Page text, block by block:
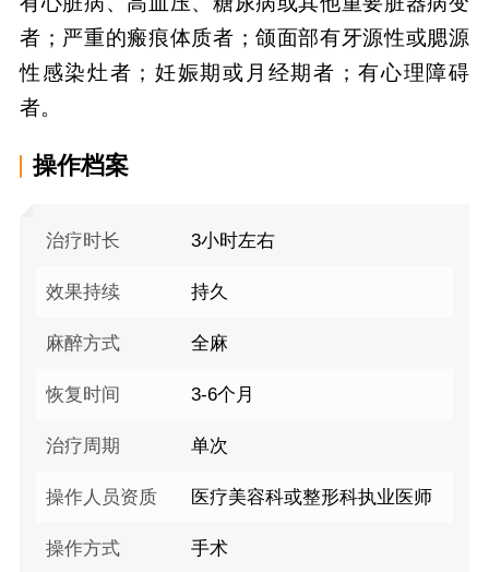
者；严重的瘢痕体质者；颌面部有牙源性或腮源
性感染灶者；妊娠期或月经期者；有心理障碍
者。
操作档案
治疗时长 3小时左右
效果持续 持久
麻醉方式 全麻
恢复时间 3-6个月
治疗周期 单次
操作人员资质 医疗美容科或整形科执业医师
操作方式 手术